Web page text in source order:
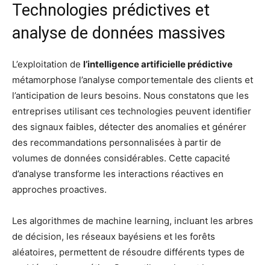
Technologies prédictives et
analyse de données massives
L’exploitation de l’intelligence artificielle prédictive
métamorphose l’analyse comportementale des clients et
l’anticipation de leurs besoins. Nous constatons que les
entreprises utilisant ces technologies peuvent identifier
des signaux faibles, détecter des anomalies et générer
des recommandations personnalisées à partir de
volumes de données considérables. Cette capacité
d’analyse transforme les interactions réactives en
approches proactives.
Les algorithmes de machine learning, incluant les arbres
de décision, les réseaux bayésiens et les forêts
aléatoires, permettent de résoudre différents types de